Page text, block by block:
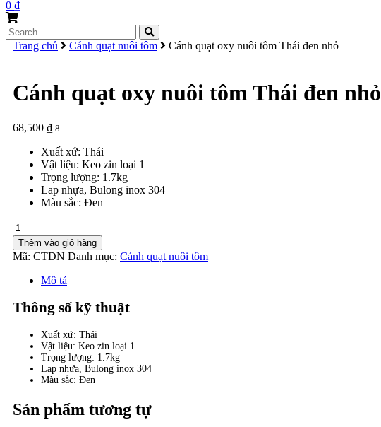
0 ₫
Search
for:Trang chủ Cánh quạt nuôi tôm Cánh quạt oxy nuôi tôm Thái đen nhỏ
Cánh quạt oxy nuôi tôm Thái đen nhỏ
68,500 ₫ 8
Xuất xứ: Thái
Vật liệu: Keo zin loại 1
Trọng lượng: 1.7kg
Lap nhựa, Bulong inox 304
Màu sắc: Đen
Cánh
quạt
oxy
nuôi
đen
nhỏ
lượng
Thêm vào giỏ hàng
Mã: CTDN Danh mục: Cánh quạt nuôi tôm
Mô tả
Thông số kỹ thuật
Xuất xứ: Thái
Vật liệu: Keo zin loại 1
Trọng lượng: 1.7kg
Lap nhựa, Bulong inox 304
Màu sắc: Đen
Sản phẩm tương tự